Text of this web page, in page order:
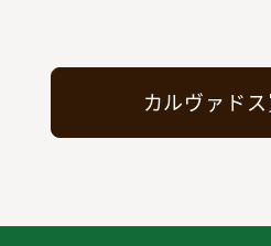
カルヴァド